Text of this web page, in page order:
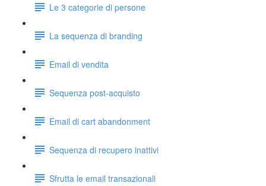
Le 3 categorie di persone
La sequenza di branding
Email di vendita
Sequenza post-acquisto
Email di cart abandonment
Sequenza di recupero inattivi
Sfrutta le email transazionali